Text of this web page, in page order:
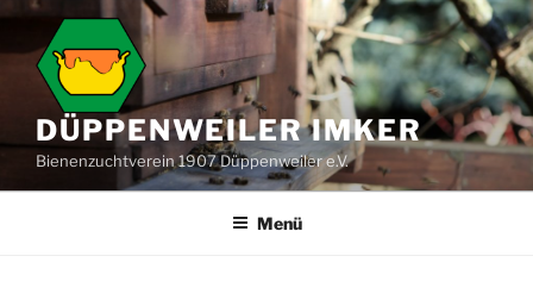
Zum
Inhalt
springen
DÜPPENWEILER IMKER
Bienenzuchtverein 1907 Düppenweiler e.V.
Menü